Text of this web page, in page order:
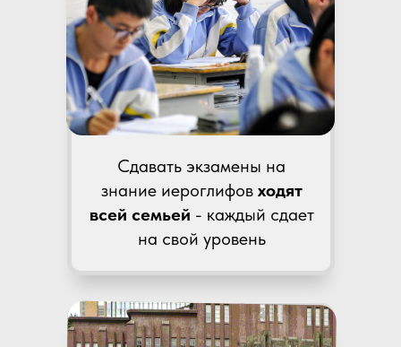
Сдавать экзамены на
знание иероглифов ходят
всей семьей - каждый сдает
на свой уровень